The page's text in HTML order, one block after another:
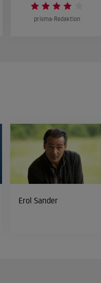
prisma-Redaktion
Erol Sander